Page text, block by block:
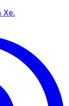
Xe.